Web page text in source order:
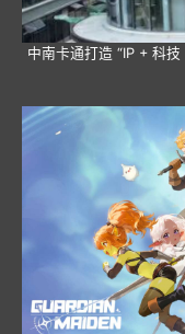
中南卡通打造 “IP + 科